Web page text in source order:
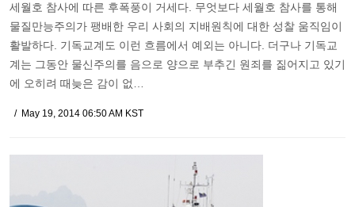
세월호 참사에 따른 후폭풍이 거세다. 무엇보다 세월호 참사를 통해
물질만능주의가 팽배한 우리 사회의 지배원칙에 대한 성찰 움직임이
활발하다. 기독교계도 이런 흐름에서 예외는 아니다. 더구나 기독교
계는 그동안 물신주의를 음으로 양으로 부추긴 원죄를 짊어지고 있기
에 오히려 때늦은 감이 없…
May 19, 2014 06:50 AM KST